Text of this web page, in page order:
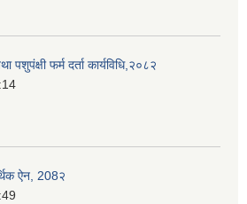
पशुपंक्षी फर्म दर्ता कार्यविधि,२०८२
ऐन, 208२